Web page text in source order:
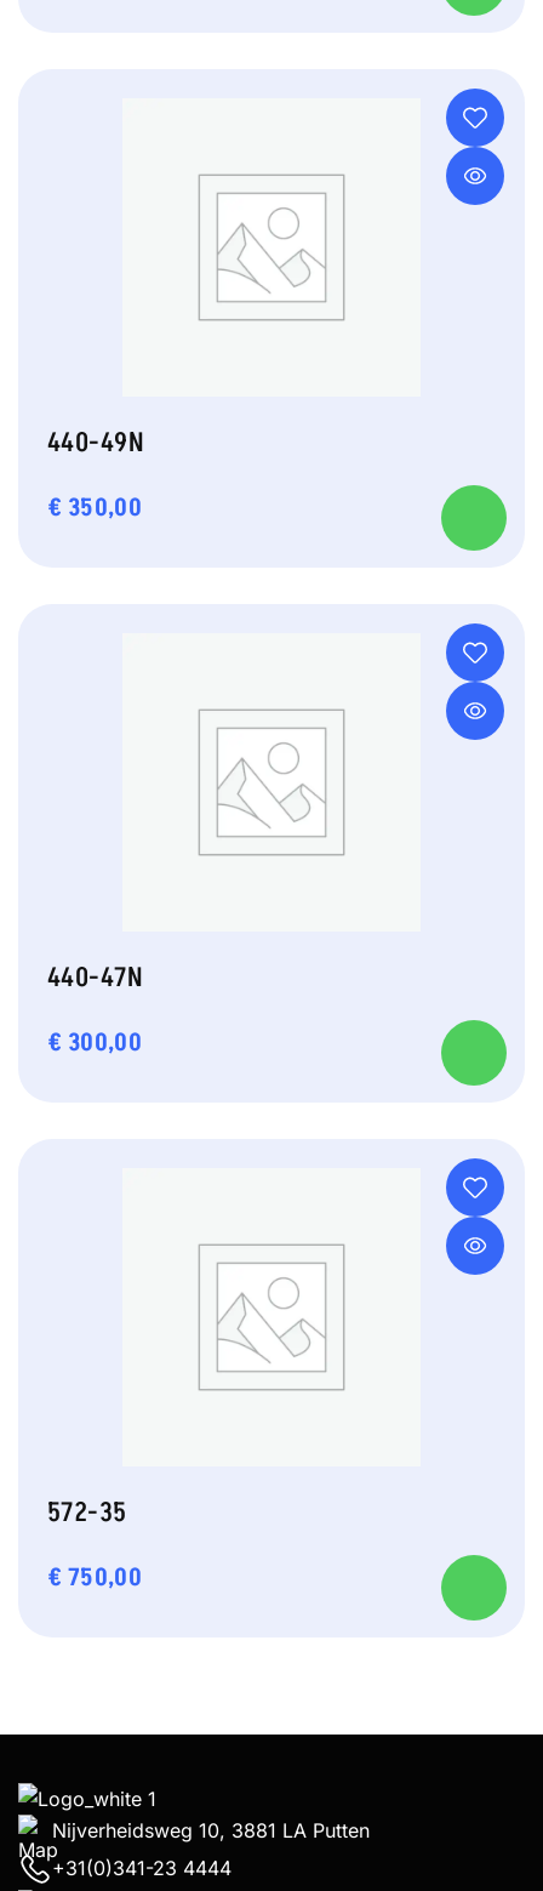
440-49N
€ 350,00
440-47N
€ 300,00
572-35
€ 750,00
Nijverheidsweg 10, 3881 LA Putten
+31(0)341-23 4444